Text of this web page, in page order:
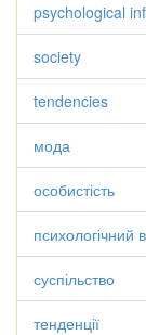
psychological
society
tendencies
мода
особистість
психологічний
суспільство
тенденції